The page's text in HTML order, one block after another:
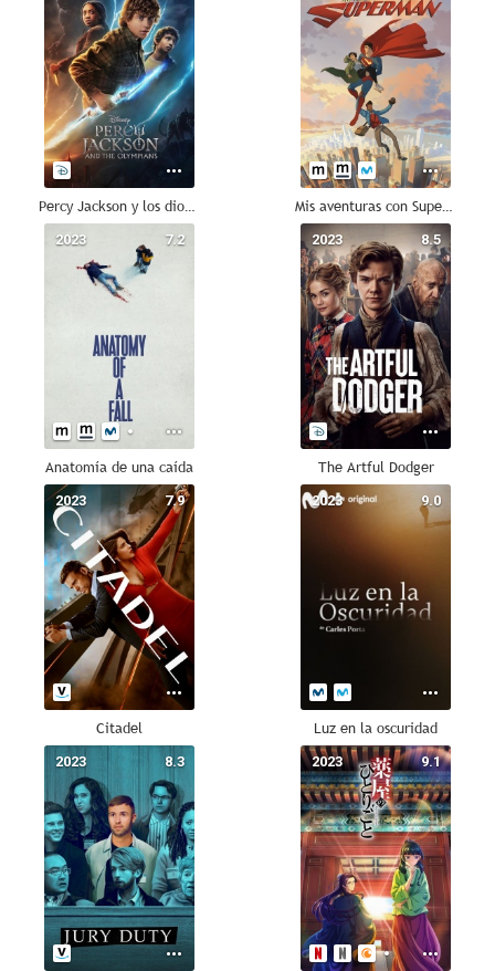
Percy Jackson y los dioses del Olimpo Mis aventuras con Superman
7.2
2023
Anatomía de una caída
8.5
2023
The Artful Dodger
7.9
2023
Citadel
9.0
2023
Luz en la oscuridad
8.3
2023 9.1
2023